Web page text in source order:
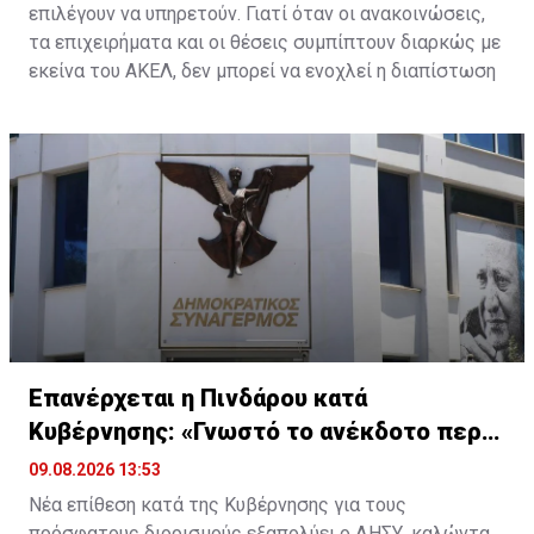
επιλέγουν να υπηρετούν. Γιατί όταν οι ανακοινώσεις,
τα επιχειρήματα και οι θέσεις συμπίπτουν διαρκώς με
εκείνα του ΑΚΕΛ, δεν μπορεί να ενοχλεί η διαπίστωση
Επανέρχεται η Πινδάρου κατά
Κυβέρνησης: «Γνωστό το ανέκδοτο περι
ΔΗΣΑΚΕΛ»
09.08.2026 13:53
Νέα επίθεση κατά της Κυβέρνησης για τους